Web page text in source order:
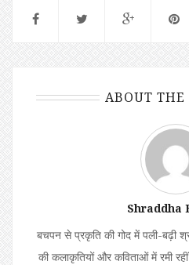
ABOUT THE
Shraddha
बचपन से प्रकृति की गोद में पली-बढ़ी
की कलाकृतियों और कविताओं में रमी